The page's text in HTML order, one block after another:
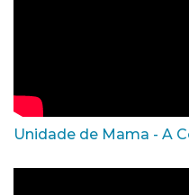
Unidade de Mama - A